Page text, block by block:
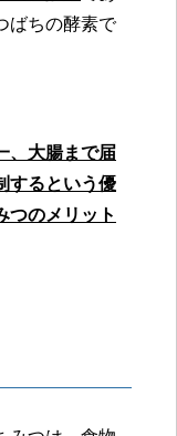
ばちの酵素で
、大腸まで届
するという優
つのメリット